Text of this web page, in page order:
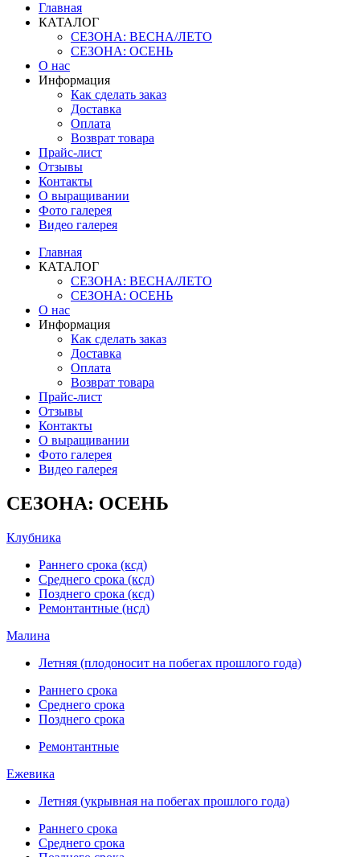
Главная
КАТАЛОГ
СЕЗОНА: ВЕСНА/ЛЕТО
СЕЗОНА: ОСЕНЬ
О нас
Информация
Как сделать заказ
Доставка
Оплата
Возврат товара
Прайс-лист
Отзывы
Контакты
О выращивании
Фото галерея
Видео галерея
Главная
КАТАЛОГ
СЕЗОНА: ВЕСНА/ЛЕТО
СЕЗОНА: ОСЕНЬ
О нас
Информация
Как сделать заказ
Доставка
Оплата
Возврат товара
Прайс-лист
Отзывы
Контакты
О выращивании
Фото галерея
Видео галерея
СЕЗОНА: ОСЕНЬ
Клубника
Раннего срока (ксд)
Среднего срока (ксд)
Позднего срока (ксд)
Ремонтантные (нсд)
Малина
Летняя (плодоносит на побегах прошлого года)
Раннего срока
Среднего срока
Позднего срока
Ремонтантные
Ежевика
Летняя (укрывная на побегах прошлого года)
Раннего срока
Среднего срока